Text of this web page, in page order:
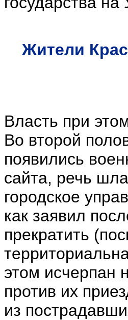
Жители
Власть при
Во второй
появились
сайта, речь
городское
как заявил
прекратить
этом исчерпан
против их
из